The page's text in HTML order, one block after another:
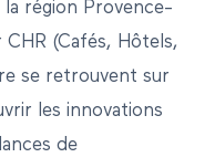
région Provence-
CHR (Cafés, Hôtels,
se retrouvent sur
les innovations
de